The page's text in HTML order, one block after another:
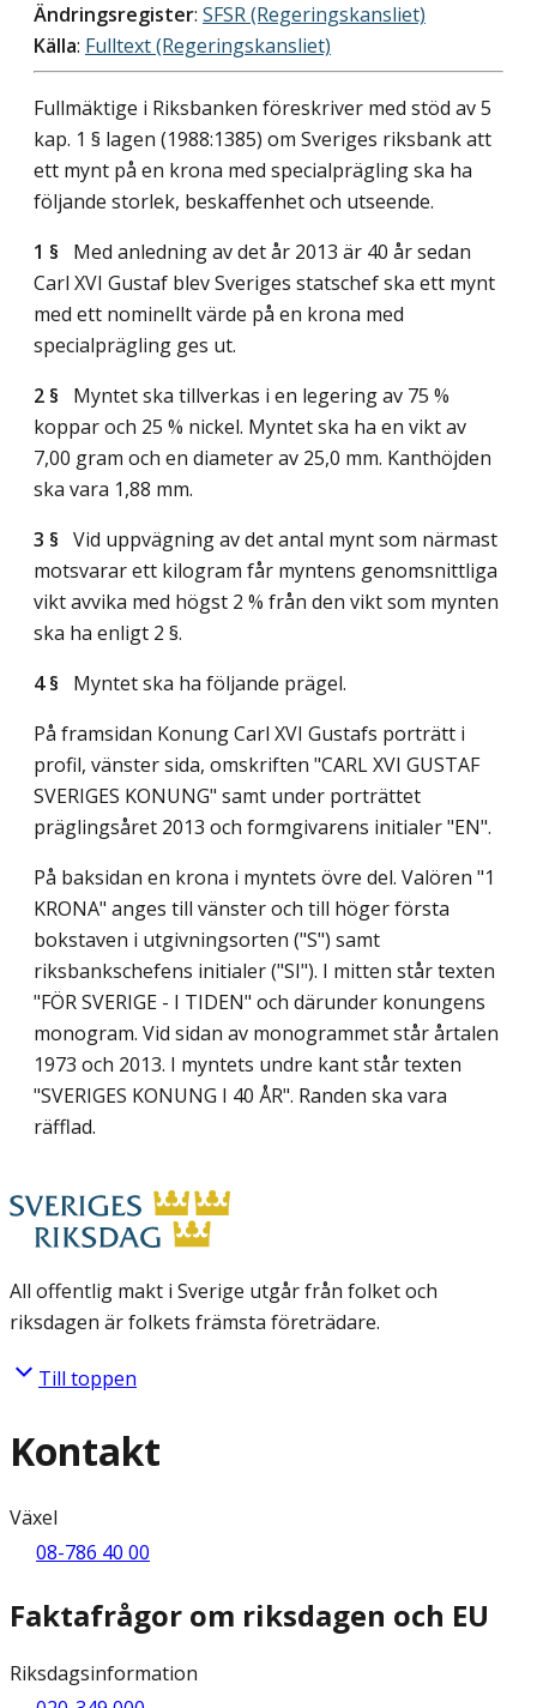
Ändringsregister: SFSR (Regeringskansliet)
Källa: Fulltext (Regeringskansliet)
Fullmäktige i Riksbanken föreskriver med stöd av 5
kap. 1 § lagen (1988:1385) om Sveriges riksbank att
ett mynt på en krona med specialprägling ska ha
följande storlek, beskaffenhet och utseende.
1 § Med anledning av det år 2013 är 40 år sedan
Carl XVI Gustaf blev Sveriges statschef ska ett mynt
med ett nominellt värde på en krona med
specialprägling ges ut.
2 § Myntet ska tillverkas i en legering av 75 %
koppar och 25 % nickel. Myntet ska ha en vikt av
7,00 gram och en diameter av 25,0 mm. Kanthöjden
ska vara 1,88 mm.
3 § Vid uppvägning av det antal mynt som närmast
motsvarar ett kilogram får myntens genomsnittliga
vikt avvika med högst 2 % från den vikt som mynten
ska ha enligt 2 §.
4 § Myntet ska ha följande prägel.
På framsidan Konung Carl XVI Gustafs porträtt i
profil, vänster sida, omskriften "CARL XVI GUSTAF
SVERIGES KONUNG" samt under porträttet
präglingsåret 2013 och formgivarens initialer "EN".
På baksidan en krona i myntets övre del. Valören "1
KRONA" anges till vänster och till höger första
bokstaven i utgivningsorten ("S") samt
riksbankschefens initialer ("SI"). I mitten står texten
"FÖR SVERIGE - I TIDEN" och därunder konungens
monogram. Vid sidan av monogrammet står årtalen
1973 och 2013. I myntets undre kant står texten
"SVERIGES KONUNG I 40 ÅR". Randen ska vara
räfflad.
All offentlig makt i Sverige utgår från folket och
riksdagen är folkets främsta företrädare.
Till toppen
Kontakt
Växel
08-786 40 00
Faktafrågor om riksdagen och EU
Riksdagsinformation